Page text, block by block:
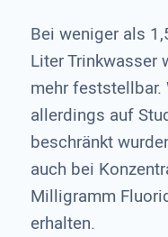
Bei weniger als
Liter Trinkwasser
mehr feststellbar.
allerdings auf
beschränkt
auch bei
Milligramm
erhalten.